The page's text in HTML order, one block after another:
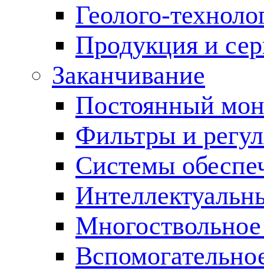
Геолого-
Продукция и
Заканчивание
Постоянный
Фильтры и
Cистемы